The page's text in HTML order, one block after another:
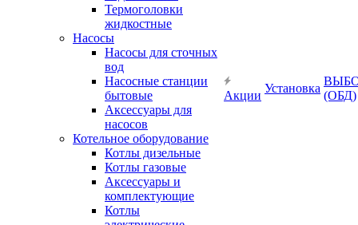
Термоголовки
жидкостные
Насосы
Насосы для сточных
вод
Насосные станции
бытовые
Аксессуары для
насосов
Котельное оборудование
Котлы дизельные
Котлы газовые
Аксессуары и
комплектующие
Котлы
Акции
Установка
(ОБД)